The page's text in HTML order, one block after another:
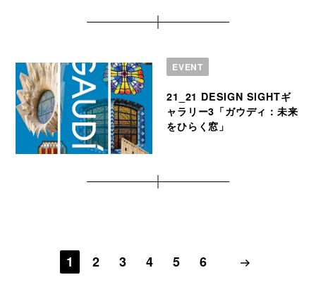
EVENT
21_21 DESIGN SIGHTギ
ャラリー3「ガウディ：未来
をひらく窓」
1 2 3 4 5 6